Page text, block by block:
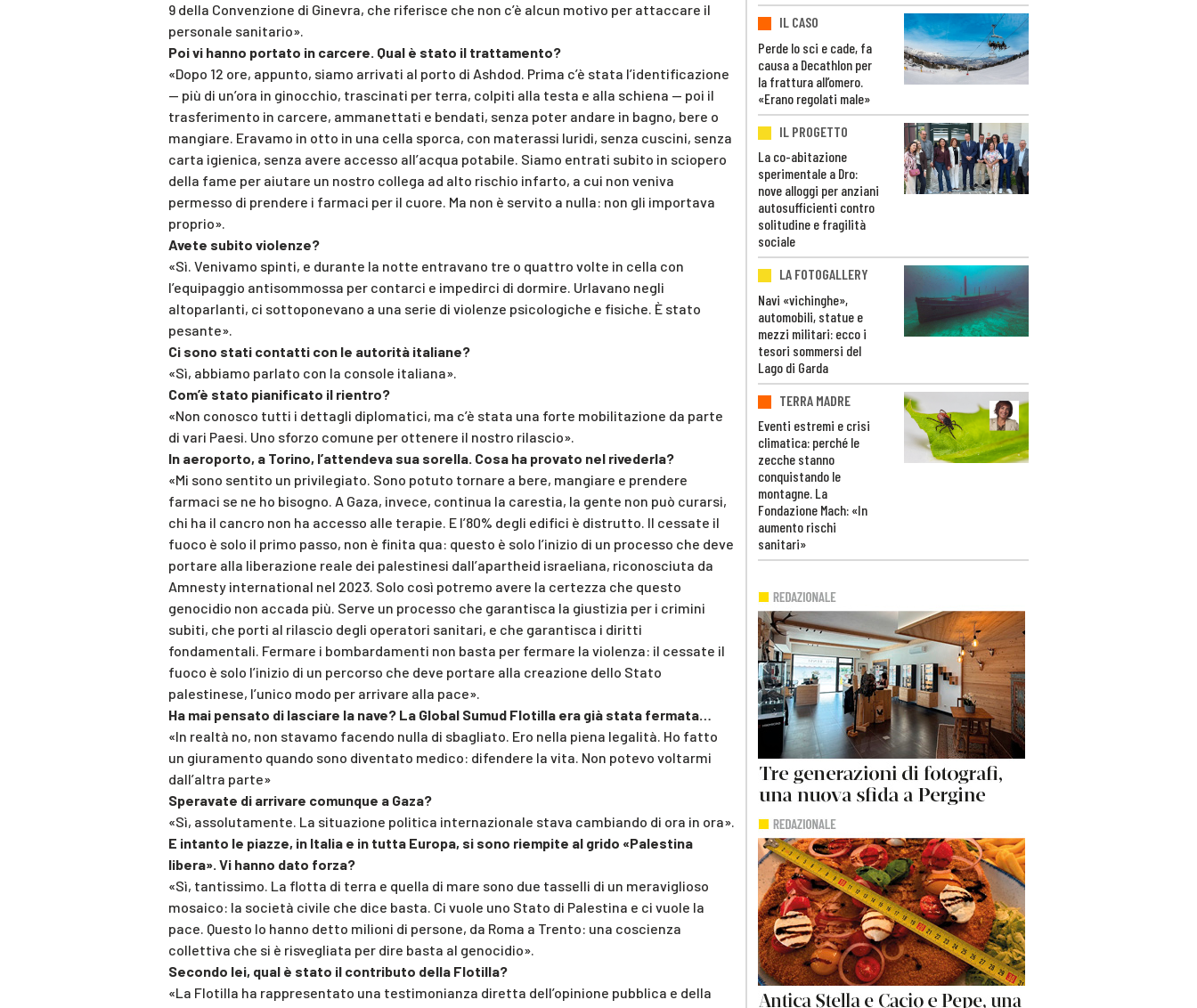
9 della Convenzione di Ginevra, che riferisce che non c’è alcun motivo per attaccare il
personale sanitario».
Poi vi hanno portato in carcere. Qual è stato il trattamento?
«Dopo 12 ore, appunto, siamo arrivati al porto di Ashdod. Prima c’è stata l’identificazione
— più di un’ora in ginocchio, trascinati per terra, colpiti alla testa e alla schiena — poi il
trasferimento in carcere, ammanettati e bendati, senza poter andare in bagno, bere o
mangiare. Eravamo in otto in una cella sporca, con materassi luridi, senza cuscini, senza
carta igienica, senza avere accesso all’acqua potabile. Siamo entrati subito in sciopero
della fame per aiutare un nostro collega ad alto rischio infarto, a cui non veniva
permesso di prendere i farmaci per il cuore. Ma non è servito a nulla: non gli importava
proprio».
Avete subito violenze?
«Sì. Venivamo spinti, e durante la notte entravano tre o quattro volte in cella con
l’equipaggio antisommossa per contarci e impedirci di dormire. Urlavano negli
altoparlanti, ci sottoponevano a una serie di violenze psicologiche e fisiche. È stato
pesante».
Ci sono stati contatti con le autorità italiane?
«Sì, abbiamo parlato con la console italiana».
Com’è stato pianificato il rientro?
«Non conosco tutti i dettagli diplomatici, ma c’è stata una forte mobilitazione da parte
di vari Paesi. Uno sforzo comune per ottenere il nostro rilascio».
In aeroporto, a Torino, l’attendeva sua sorella. Cosa ha provato nel rivederla?
«Mi sono sentito un privilegiato. Sono potuto tornare a bere, mangiare e prendere
farmaci se ne ho bisogno. A Gaza, invece, continua la carestia, la gente non può curarsi,
chi ha il cancro non ha accesso alle terapie. E l’80% degli edifici è distrutto. Il cessate il
fuoco è solo il primo passo, non è finita qua: questo è solo l’inizio di un processo che deve
portare alla liberazione reale dei palestinesi dall’apartheid israeliana, riconosciuta da
Amnesty international nel 2023. Solo così potremo avere la certezza che questo
genocidio non accada più. Serve un processo che garantisca la giustizia per i crimini
subiti, che porti al rilascio degli operatori sanitari, e che garantisca i diritti
fondamentali. Fermare i bombardamenti non basta per fermare la violenza: il cessate il
fuoco è solo l’inizio di un percorso che deve portare alla creazione dello Stato
palestinese, l’unico modo per arrivare alla pace».
Ha mai pensato di lasciare la nave? La Global Sumud Flotilla era già stata fermata…
«In realtà no, non stavamo facendo nulla di sbagliato. Ero nella piena legalità. Ho fatto
un giuramento quando sono diventato medico: difendere la vita. Non potevo voltarmi
dall’altra parte»
Speravate di arrivare comunque a Gaza?
«Sì, assolutamente. La situazione politica internazionale stava cambiando di ora in ora».
E intanto le piazze, in Italia e in tutta Europa, si sono riempite al grido «Palestina
libera». Vi hanno dato forza?
«Sì, tantissimo. La flotta di terra e quella di mare sono due tasselli di un meraviglioso
mosaico: la società civile che dice basta. Ci vuole uno Stato di Palestina e ci vuole la
pace. Questo lo hanno detto milioni di persone, da Roma a Trento: una coscienza
collettiva che si è risvegliata per dire basta al genocidio».
Secondo lei, qual è stato il contributo della Flotilla?
«La Flotilla ha rappresentato una testimonianza diretta dell’opinione pubblica e della
IL CASO
Perde lo sci e cade, fa
causa a Decathlon per
la frattura all’omero.
«Erano regolati male»
IL PROGETTO
La co-abitazione
sperimentale a Dro:
nove alloggi per anziani
autosufficienti contro
solitudine e fragilità
sociale
LA FOTOGALLERY
Navi «vichinghe»,
automobili, statue e
mezzi militari: ecco i
tesori sommersi del
Lago di Garda
TERRA MADRE
Eventi estremi e crisi
climatica: perché le
zecche stanno
conquistando le
montagne. La
Fondazione Mach: «In
aumento rischi
sanitari»